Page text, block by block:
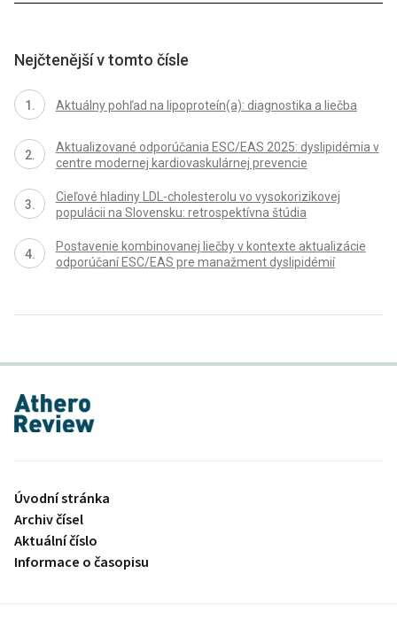
Nejčtenější v tomto čísle
Aktuálny pohľad na lipoproteín(a): diagnostika a liečba
Aktualizované odporúčania ESC/EAS 2025: dyslipidémia v
centre modernej kardiovaskulárnej prevencie
Cieľové hladiny LDL-cholesterolu vo vysokorizikovej
populácii na Slovensku: retrospektívna štúdia
Postavenie kombinovanej liečby v kontexte aktualizácie
odporúčaní ESC/EAS pre manažment dyslipidémií
proLékaře.cz
Úvodní stránka
Archiv čísel
Aktuální číslo
Informace o časopisu